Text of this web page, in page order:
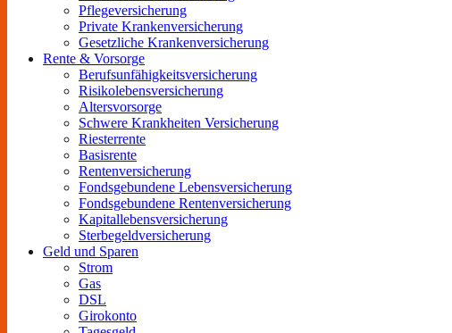
Pflegeversicherung
Private Krankenversicherung
Gesetzliche Krankenversicherung
Rente & Vorsorge
Berufs­unfähigkeitsversicherung
Risikolebensversicherung
Altersvorsorge
Schwere Krankheiten Versicherung
Riesterrente
Basisrente
Rentenversicherung
Fondsgebundene Lebensversicherung
Fondsgebundene Rentenversicherung
Kapitallebensversicherung
Sterbegeldversicherung
Geld und Sparen
Strom
Gas
DSL
Girokonto